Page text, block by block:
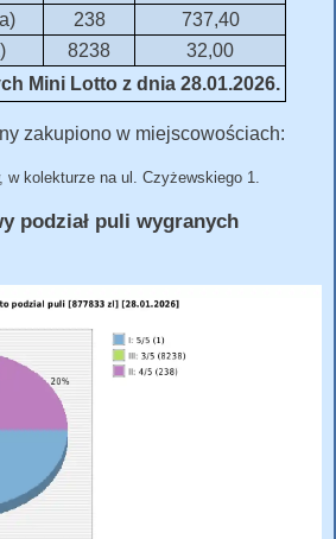
238
737,40
8238
32,00
Mini Lotto z dnia 28.01.2026.
zakupiono w miejscowościach:
w kolekturze na ul. Czyżewskiego 1.
podział puli wygranych